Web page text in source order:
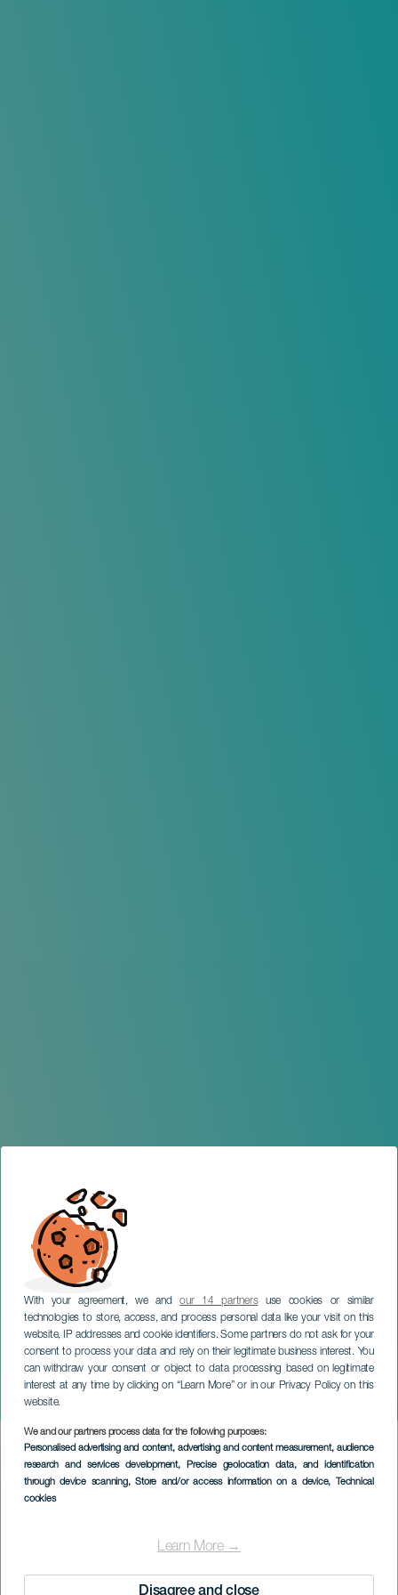
With your agreement, we andour 14 partnersuse cookies or similar
technologies to store, access, and process personal data like your visit on this
website, IP addresses and cookie identifiers. Some partners do not ask for your
consent to process your data and rely on their legitimate business interest. You
can withdraw your consent or object to data processing based on legitimate
interest at any time by clicking on “Learn More” or in our Privacy Policy on this
website.
We and our partners process data for the following purposes:
Personalised advertising and content, advertising and content measurement, audience
research and services development, Precise geolocation data, and identification
through device scanning, Store and/or access information on a device, Technical
cookies
Learn More →
TLP Tenerife Lan Party
TENERIFE
Imagen
Listado